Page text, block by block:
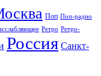
Поп Поп-радио
Ретро Ретро-
Россия Санкт-